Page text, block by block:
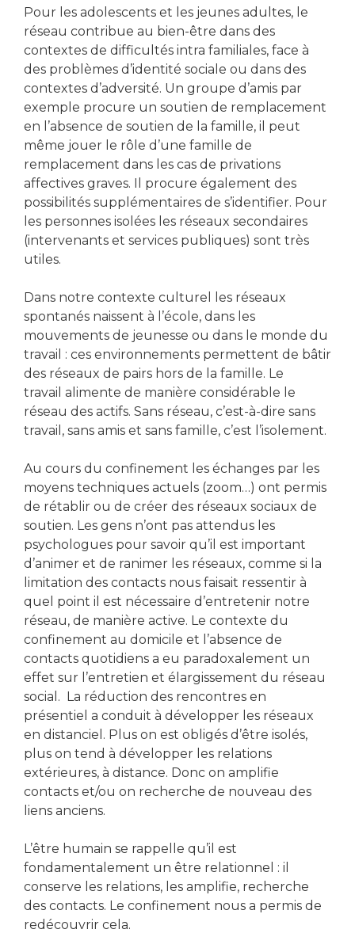
Pour les adolescents et les jeunes adultes, le
réseau contribue au bien-être dans des
contextes de difficultés intra familiales, face à
des problèmes d’identité sociale ou dans des
contextes d’adversité. Un groupe d’amis par
exemple procure un soutien de remplacement
en l’absence de soutien de la famille, il peut
même jouer le rôle d’une famille de
remplacement dans les cas de privations
affectives graves. Il procure également des
possibilités supplémentaires de s’identifier. Pour
les personnes isolées les réseaux secondaires
(intervenants et services publiques) sont très
utiles.
Dans notre contexte culturel les réseaux
spontanés naissent à l’école, dans les
mouvements de jeunesse ou dans le monde du
travail : ces environnements permettent de bâtir
des réseaux de pairs hors de la famille. Le
travail alimente de manière considérable le
réseau des actifs. Sans réseau, c’est-à-dire sans
travail, sans amis et sans famille, c’est l’isolement.
Au cours du confinement les échanges par les
moyens techniques actuels (zoom…) ont permis
de rétablir ou de créer des réseaux sociaux de
soutien. Les gens n’ont pas attendus les
psychologues pour savoir qu’il est important
d’animer et de ranimer les réseaux, comme si la
limitation des contacts nous faisait ressentir à
quel point il est nécessaire d’entretenir notre
réseau, de manière active. Le contexte du
confinement au domicile et l’absence de
contacts quotidiens a eu paradoxalement un
effet sur l’entretien et élargissement du réseau
social. La réduction des rencontres en
présentiel a conduit à développer les réseaux
en distanciel. Plus on est obligés d’être isolés,
plus on tend à développer les relations
extérieures, à distance. Donc on amplifie
contacts et/ou on recherche de nouveau des
liens anciens.
L’être humain se rappelle qu’il est
fondamentalement un être relationnel : il
conserve les relations, les amplifie, recherche
des contacts. Le confinement nous a permis de
redécouvrir cela.